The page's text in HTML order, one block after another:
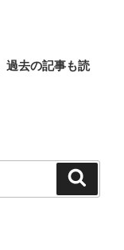
過去の記事も読